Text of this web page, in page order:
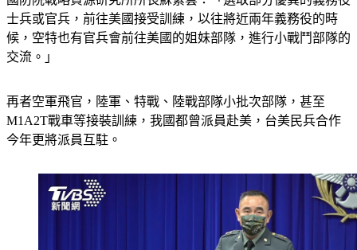
國防院戰略資源研究所所長蘇紫雲：「選取部分優異的義務役
士兵或官兵，前往美國接受訓練，以往將近兩年義務役的時
候，空特也有官兵會前往美國的姐妹部隊，進行小戰鬥部隊的
再者空軍飛官，陸軍、特戰、陸戰部隊小批次部隊，甚至
M1A2T戰車等接裝訓練，我國都曾派員赴美，台美民兵合作